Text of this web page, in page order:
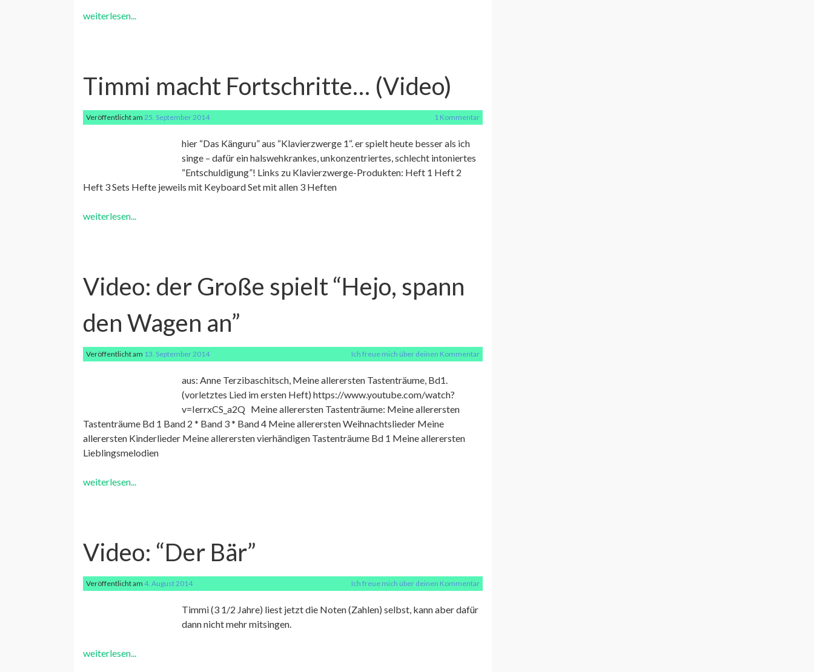
weiterlesen...
Timmi macht Fortschritte… (Video)
Veröffentlicht am 25. September 2014 1 Kommentar
hier “Das Känguru” aus “Klavierzwerge 1“. er spielt heute besser als ich
singe – dafür ein halswehkrankes, unkonzentriertes, schlecht intoniertes
“Entschuldigung”! Links zu Klavierzwerge-Produkten: Heft 1 Heft 2
Heft 3 Sets Hefte jeweils mit Keyboard Set mit allen 3 Heften
weiterlesen...
Video: der Große spielt “Hejo, spann
den Wagen an”
Veröffentlicht am 13. September 2014 Ich freue mich über deinen Kommentar
aus: Anne Terzibaschitsch, Meine allerersten Tastenträume, Bd1.
(vorletztes Lied im ersten Heft) https://www.youtube.com/watch?
v=IerrxCS_a2Q Meine allerersten Tastenträume: Meine allerersten
Tastenträume Bd 1 Band 2 * Band 3 * Band 4 Meine allerersten Weihnachtslieder Meine
allerersten Kinderlieder Meine allerersten vierhändigen Tastenträume Bd 1 Meine allerersten
Lieblingsmelodien
weiterlesen...
Video: “Der Bär”
Veröffentlicht am 4. August 2014 Ich freue mich über deinen Kommentar
Timmi (3 1/2 Jahre) liest jetzt die Noten (Zahlen) selbst, kann aber dafür
dann nicht mehr mitsingen.
weiterlesen...